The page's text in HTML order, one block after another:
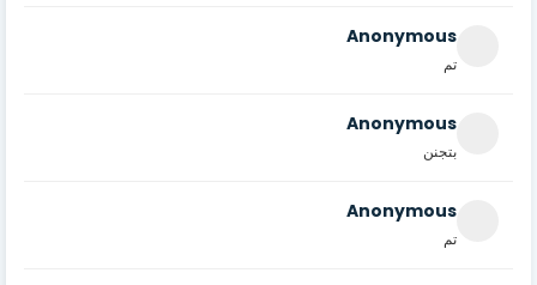
Anonymous
تم
Anonymous
بتجنن
Anonymous
تم